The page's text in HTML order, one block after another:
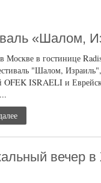
«Шалом,
Москве в гостинице
"Шалом,
OFEK ISRAELI и
вечер